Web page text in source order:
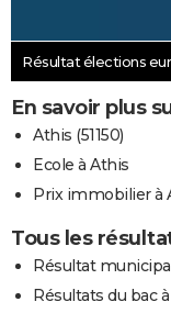
Résultat élections
En savoir plus
Athis (51150)
Ecole à Athis
Prix immobilier à
Tous les
Résultat
Résultats du bac